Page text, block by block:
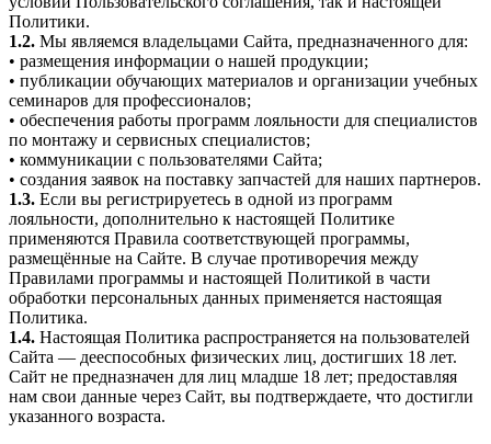
Политики.
1.2. Мы являемся владельцами Сайта, предназначенного для:
• размещения информации о нашей продукции;
• публикации обучающих материалов и организации учебных
семинаров для профессионалов;
• обеспечения работы программ лояльности для специалистов
по монтажу и сервисных специалистов;
• коммуникации с пользователями Сайта;
• создания заявок на поставку запчастей для наших партнеров.
1.3. Если вы регистрируетесь в одной из программ
лояльности, дополнительно к настоящей Политике
применяются Правила соответствующей программы,
размещённые на Сайте. В случае противоречия между
Правилами программы и настоящей Политикой в части
обработки персональных данных применяется настоящая
Политика.
1.4. Настоящая Политика распространяется на пользователей
Сайта — дееспособных физических лиц, достигших 18 лет.
Сайт не предназначен для лиц младше 18 лет; предоставляя
нам свои данные через Сайт, вы подтверждаете, что достигли
указанного возраста.